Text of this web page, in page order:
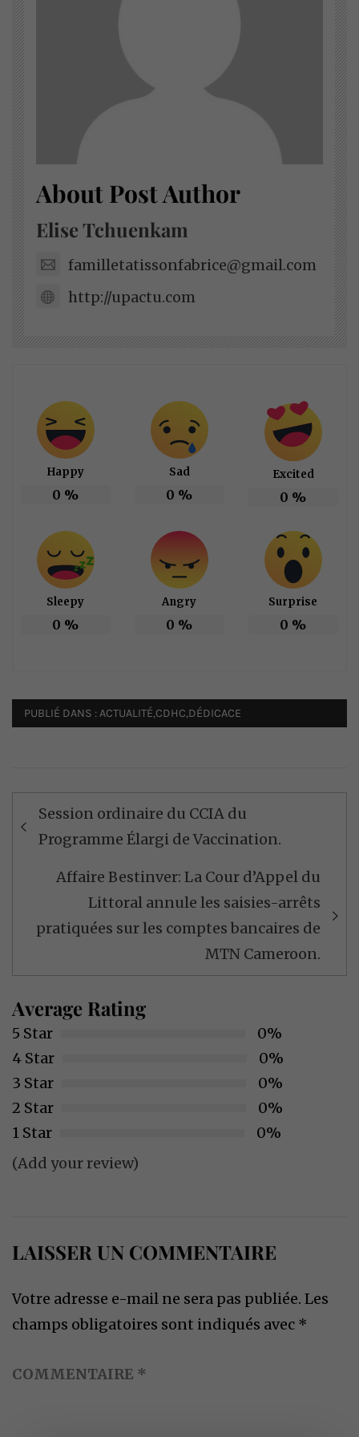
About Post Author
Elise Tchuenkam
familletatissonfabrice@gmail.com
http://upactu.com
Happy
0 %
Sad
0 %
Excited
0 %
Sleepy
0 %
Angry
0 %
Surprise
0 %
PUBLIÉ DANS :ACTUALITÉ,CDHC,DÉDICACE
Navigation
de
l’article
Session ordinaire du CCIA du
Programme Élargi de Vaccination.
Affaire Bestinver: La Cour d’Appel du
Littoral annule les saisies-arrêts
pratiquées sur les comptes bancaires de
MTN Cameroon.
Average Rating
5 Star
0%
4 Star
0%
3 Star
0%
2 Star
0%
1 Star
0%
(Add your review)
LAISSER UN COMMENTAIRE
Votre adresse e-mail ne sera pas publiée. Les
champs obligatoires sont indiqués avec *
COMMENTAIRE *